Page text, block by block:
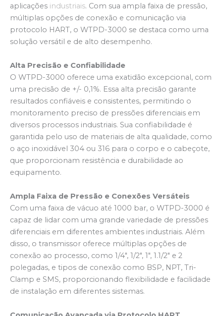
aplicações industriais. Com sua ampla faixa de pressão,
múltiplas opções de conexão e comunicação via
protocolo HART, o WTPD-3000 se destaca como uma
solução versátil e de alto desempenho.
Alta Precisão e Confiabilidade
O WTPD-3000 oferece uma exatidão excepcional, com
uma precisão de +/- 0,1%. Essa alta precisão garante
resultados confiáveis e consistentes, permitindo o
monitoramento preciso de pressões diferenciais em
diversos processos industriais. Sua confiabilidade é
garantida pelo uso de materiais de alta qualidade, como
o aço inoxidável 304 ou 316 para o corpo e o cabeçote,
que proporcionam resistência e durabilidade ao
equipamento.
Ampla Faixa de Pressão e Conexões Versáteis
Com uma faixa de vácuo até 1000 bar, o WTPD-3000 é
capaz de lidar com uma grande variedade de pressões
diferenciais em diferentes ambientes industriais. Além
disso, o transmissor oferece múltiplas opções de
conexão ao processo, como 1/4″, 1/2″, 1″, 1.1/2″ e 2
polegadas, e tipos de conexão como BSP, NPT, Tri-
Clamp e SMS, proporcionando flexibilidade e facilidade
de instalação em diferentes sistemas.